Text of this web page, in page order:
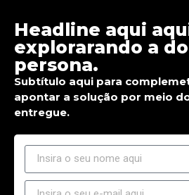
Headline aqui
explorarando a
persona.
Subtítulo aqui para
apontar a solução por meio
entregue.